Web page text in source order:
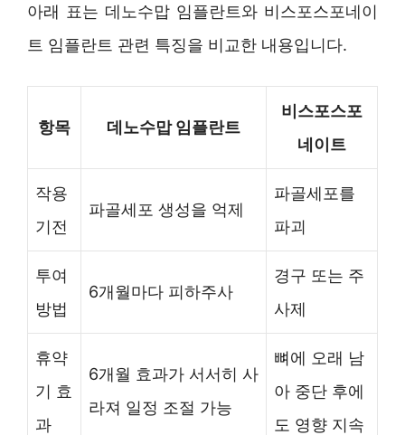
아래 표는 데노수맙 임플란트와 비스포스포네이
트 임플란트 관련 특징을 비교한 내용입니다.
항목 데노수맙 임플란트
비스포스포
네이트
작용
기전
파골세포 생성을 억제
파골세포를
파괴
투여
방법
6개월마다 피하주사
경구 또는 주
사제
휴약
기 효
과
6개월 효과가 서서히 사
라져 일정 조절 가능
뼈에 오래 남
아 중단 후에
도 영향 지속